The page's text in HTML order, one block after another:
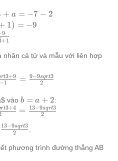
+ a = −7 − 2
1) = −9
+1
9
cả tử và mẫu với liên hợp
−1
rt3+9 = 2
9−9sqrt3
vào b
=
+
b = a + 2:
rt3+4 = 2
13−9sqrt3
2
13−9sqrt3
phương trình đường thẳng AB